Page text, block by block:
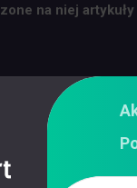
na niej